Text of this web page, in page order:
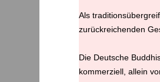
Als
zurückreichenden
Die Deutsche
kommerziell, allein